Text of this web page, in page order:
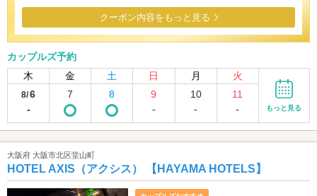
クーポン内容をもっと見る
カップルズ予約
木
金 土 日 月 火
8/6
-
7 8
9
-
10
-
11
-
もっと見る
大阪府 大阪市北区堂山町
HOTEL AXIS（アクシス） 【HAYAMA HOTELS】